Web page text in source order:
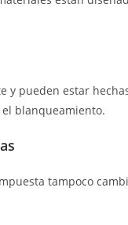
y pueden estar
blanqueamiento.
tampoco